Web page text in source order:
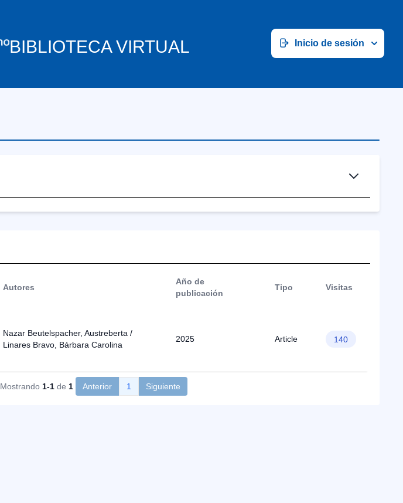
BIBLIOTECA VIRTUAL Inicio de sesión
Autores
Año de
publicación
Tipo Visitas
Nazar Beutelspacher, Austreberta /
Linares Bravo, Bárbara Carolina
2025 Article 140
Mostrando 1-1 de 1 Anterior 1 Siguiente